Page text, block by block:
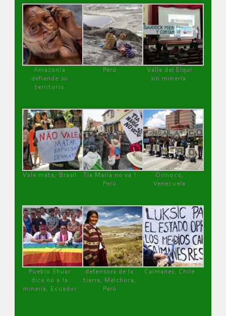
Amazonía
defiende su
territorio
Perú
Valle del Elqui
sin minería.
Vale mata, Brasil
Tía María no va !
Perú
Orinoco,
Venezuela
Pueblo Shuar
dice no a la
minería, Ecuador
defensora de la
tierra, Melchora,
Perú
Caimanes, Chile